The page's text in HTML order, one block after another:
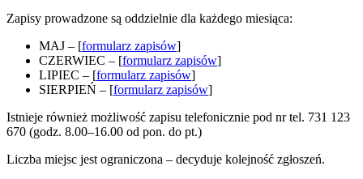
Zapisy prowadzone są oddzielnie dla każdego miesiąca:
MAJ – [formularz zapisów]
CZERWIEC – [formularz zapisów]
LIPIEC – [formularz zapisów]
SIERPIEŃ – [formularz zapisów]
Istnieje również możliwość zapisu telefonicznie pod nr tel. 731 123
670 (godz. 8.00–16.00 od pon. do pt.)
Liczba miejsc jest ograniczona – decyduje kolejność zgłoszeń.